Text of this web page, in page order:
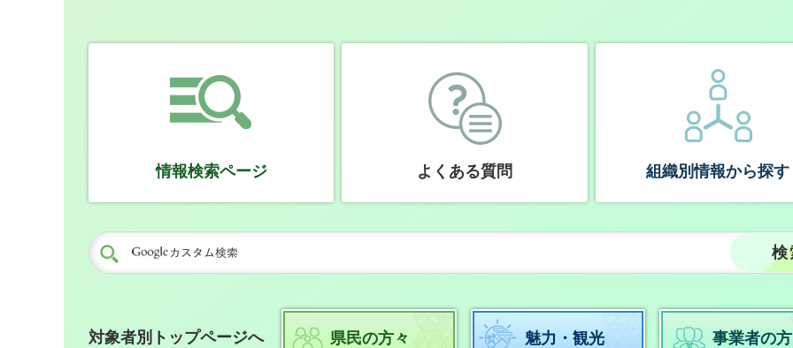
情報検索ページ よくある質問 組織別情報から探す
対象者別トップページへ 県民の方々 魅力・観光 事業者の